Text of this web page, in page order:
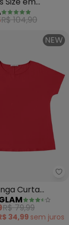
Misturinha (Vermelho)
R$ 104,90
em Malha
NEW
Curta
Size
R$ 79,99
34,99 sem juros